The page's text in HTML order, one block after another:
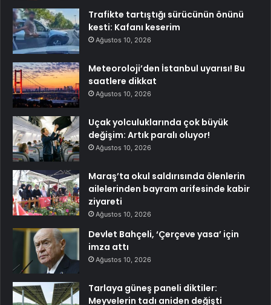
Trafikte tartıştığı sürücünün önünü
kesti: Kafanı keserim
Ağustos 10, 2026
Meteoroloji’den İstanbul uyarısı! Bu
saatlere dikkat
Ağustos 10, 2026
Uçak yolculuklarında çok büyük
değişim: Artık paralı oluyor!
Ağustos 10, 2026
Maraş’ta okul saldırısında ölenlerin
ailelerinden bayram arifesinde kabir
ziyareti
Ağustos 10, 2026
Devlet Bahçeli, ‘Çerçeve yasa’ için
imza attı
Ağustos 10, 2026
Tarlaya güneş paneli diktiler:
Meyvelerin tadı aniden değişti